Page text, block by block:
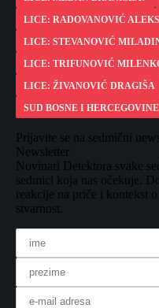
LICE: RADOVANOVIĆ
LICE: STEVANOVIĆ
LICE: TRIFUNOVIĆ
LICE: ŽIVANOVIĆ DRAGIŠA
SUD BOSNE I HERCEGOVINE
Prijavite se na sedmični
Newsletter
Novinari Detektora svake
sedmici koja nas očekuje.
reakcije na priče i kontekst
stvarnost.